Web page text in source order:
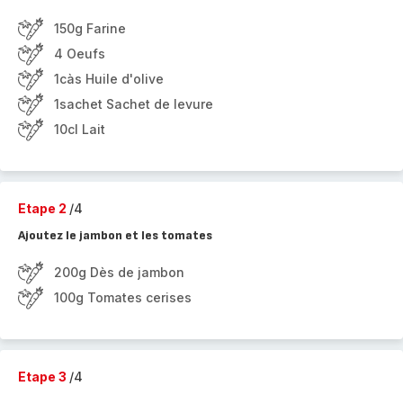
150g Farine
4 Oeufs
1càs Huile d'olive
1sachet Sachet de levure
10cl Lait
Etape 2 /4
Ajoutez le jambon et les tomates
200g Dès de jambon
100g Tomates cerises
Etape 3 /4